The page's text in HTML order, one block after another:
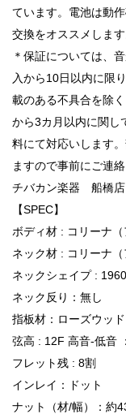
ています。電池は動
交換をオススメします
＊保証については、
入から10日以内に限
載のある不具合を除
から3カ月以内に関し
料にて対応いします
ますので事前にご連絡
チバカン楽器 船橋
【SPEC】
ボディ材 : コリーナ（
ネック材 : コリーナ（
ネックシェイプ :
ネック反り：無し
指板材：ローズウッ
弦高 : 12F 高音-低音
フレット残 : 8割
インレイ：ドット
ナット（材/幅）：約